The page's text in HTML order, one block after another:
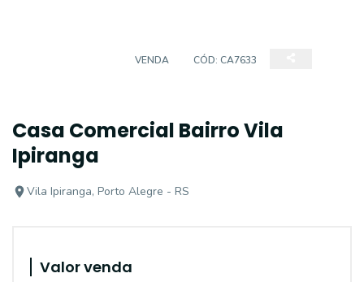
VENDA CÓD: CA7633
Casa Comercial Bairro Vila
Ipiranga
Vila Ipiranga, Porto Alegre - RS
Valor venda